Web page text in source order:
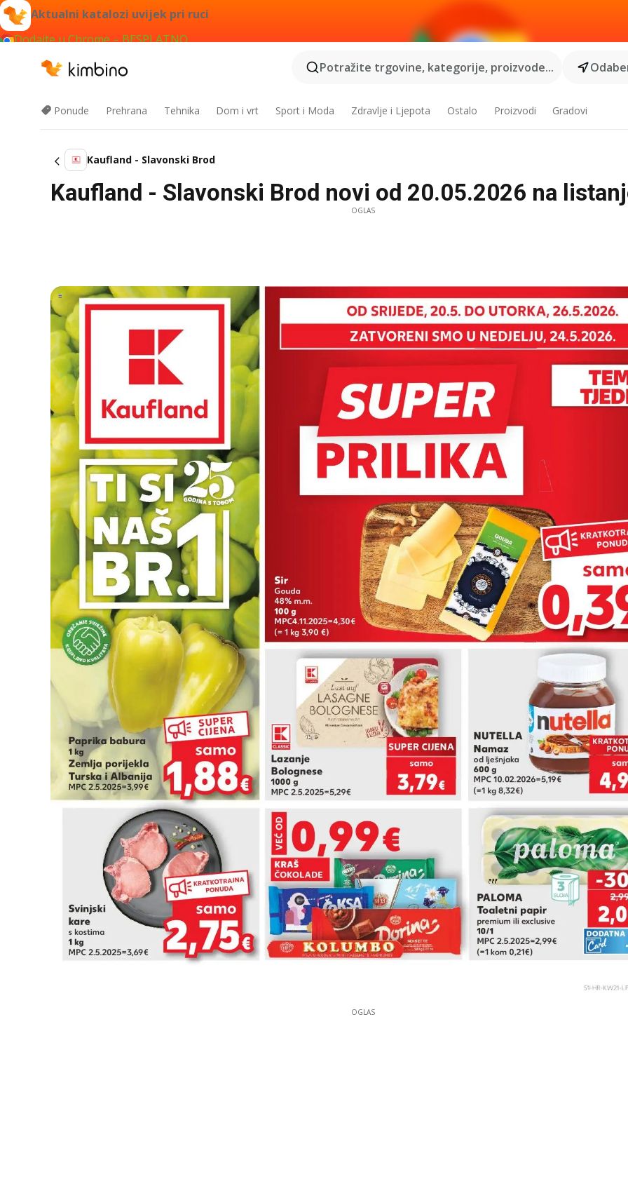
Aktualni katalozi uvijek pri ruci
Dodajte u Chrome – BESPLATNO
Potražite trgovine, kategorije, proizvode...
Ponude Prehrana Tehnika Dom i vrt Sport i Moda Zdravlje i Ljepota Ostalo Proizvodi Gradovi
Kaufland - Slavonski Brod
Kaufland - Slavonski Brod novi od 20.05.2026 na
OGLAS
OGLAS